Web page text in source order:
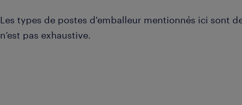
Les types de postes d'emballeur mentionnés ici sont
n’est pas exhaustive.